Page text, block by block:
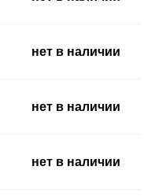
нет в наличии
нет в наличии
нет в наличии